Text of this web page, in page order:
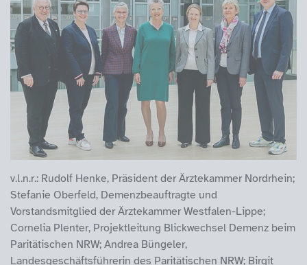
v.l.n.r.: Rudolf Henke, Präsident der Ärztekammer Nordrhein;
Stefanie Oberfeld, Demenzbeauftragte und
Vorstandsmitglied der Ärztekammer Westfalen-Lippe;
Cornelia Plenter, Projektleitung Blickwechsel Demenz beim
Paritätischen NRW; Andrea Büngeler,
Landesgeschäftsführerin des Paritätischen NRW; Birgit